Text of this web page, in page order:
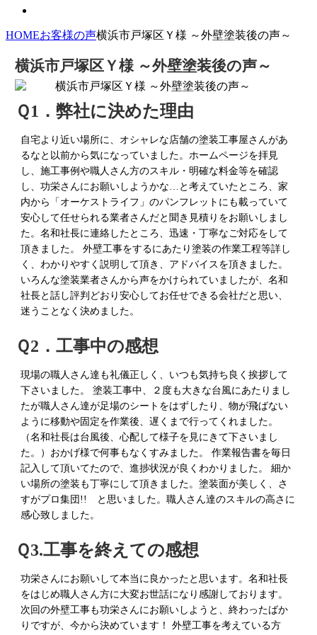
HOMEお客様の声横浜市戸塚区Ｙ様 ～外壁塗装後の声～
横浜市戸塚区Ｙ様 ～外壁塗装後の声～
Ｑ1．弊社に決めた理由
自宅より近い場所に、オシャレな店舗の塗装工事屋さんがあ
るなと以前から気になっていました。ホームページを拝見
し、施工事例や職人さん方のスキル・明確な料金等を確認
し、功栄さんにお願いしようかな…と考えていたところ、家
内から「オーケストライフ」のパンフレットにも載っていて
安心して任せられる業者さんだと聞き見積りをお願いしまし
た。名和社長に連絡したところ、迅速・丁寧なご対応をして
頂きました。 外壁工事をするにあたり塗装の作業工程等詳し
く、わかりやすく説明して頂き、アドバイスを頂きました。
いろんな塗装業者さんから声をかけられていましたが、名和
社長と話し評判どおり安心してお任せできる会社だと思い、
迷うことなく決めました。
Ｑ2．工事中の感想
現場の職人さん達も礼儀正しく、いつも気持ち良く挨拶して
下さいました。 塗装工事中、２度も大きな台風にあたりまし
たが職人さん達が足場のシートをはずしたり、物が飛ばない
ように移動や固定を作業後、遅くまで行ってくれました。
（名和社長は台風後、心配して様子を見にきて下さいまし
た。）おかげ様で何事もなくすみました。 作業報告書を毎日
記入して頂いてたので、進捗状況が良くわかりました。 細か
い場所の塗装も丁寧にして頂きました。塗装面が美しく、さ
すがプロ集団!! と思いました。職人さん達のスキルの高さに
感心致しました。
Ｑ3.工事を終えての感想
功栄さんにお願いして本当に良かったと思います。名和社長
をはじめ職人さん方に大変お世話になり感謝しております。
次回の外壁工事も功栄さんにお願いしようと、終わったばか
りですが、今から決めています！ 外壁工事を考えている方